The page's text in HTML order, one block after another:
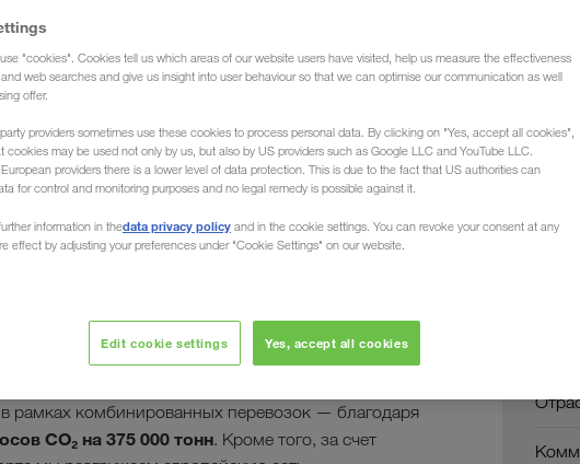
перевозки —
различные виды транспорта, уже
среду, но и приносят весьма серьезные
перевозки на железнодорожный и
существенное снижение вредных выбросов
рамках комбинированных перевозок — благодаря
CO₂ на 375 000 тонн. Кроме того, за счет
"cookies". Cookies tell us which areas of our website users have visited, help us measure the effectiveness
web searches and give us insight into user behaviour so that we can optimise our communication as well
offer.
providers sometimes use these cookies to process personal data. By clicking on "Yes, accept all cookies",
cookies may be used not only by us, but also by US providers such as Google LLC and YouTube LLC.
providers there is a lower level of data protection. This is due to the fact that US authorities can
for control and monitoring purposes and no legal remedy is possible against it.
information in thedata privacy policy and in the cookie settings. You can revoke your consent at any
effect by adjusting your preferences under "Cookie Settings" on our website.
Edit cookie settings Yes, accept all cookies